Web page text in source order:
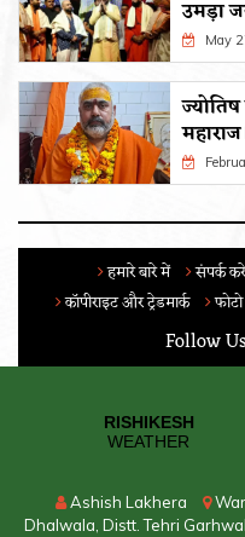
उमड़ा
May
हमारे बारे में संपर्क करे
कॉपीराइट और ट्रेडमार्क
Follow
Ashish Lakhera
Dhalwala, Distt. Tehri